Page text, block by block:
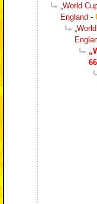
„World
England -